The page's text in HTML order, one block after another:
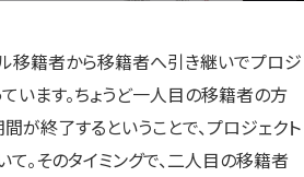
移籍者から移籍者へ引き継いでプロジ
います。ちょうど一人目の移籍者の方
が終了するということで、プロジェクト
。そのタイミングで、二人目の移籍者